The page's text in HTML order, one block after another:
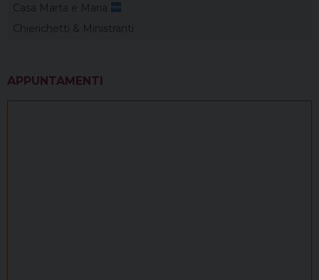
Casa Marta e Maria
Chierichetti & Ministranti
APPUNTAMENTI